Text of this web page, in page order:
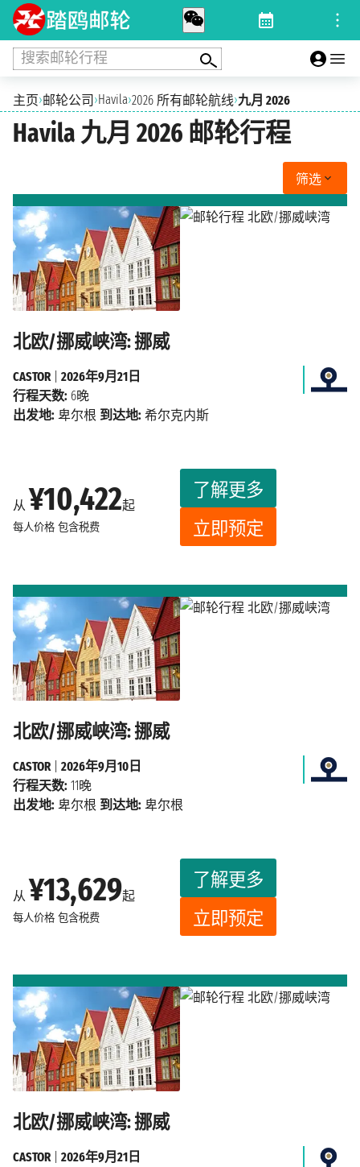
搜索邮轮行程
主页›邮轮公司 ›Havila›2026 所有邮轮航线›九月 2026
Havila 九月 2026 邮轮行程
筛选
北欧/挪威峡湾: 挪威
从 ¥10,422起
每人价格 包含税费
了解更多
立即预定
CASTOR
2026年9月21日
行程天数: 6晚
出发地: 卑尔根 到达地: 希尔克内斯
北欧/挪威峡湾: 挪威
从 ¥13,629起
每人价格 包含税费
了解更多
立即预定
CASTOR| 2026年9月10日
行程天数: 11晚
出发地: 卑尔根 到达地: 卑尔根
北欧/挪威峡湾: 挪威
CASTOR| 2026年9月21日